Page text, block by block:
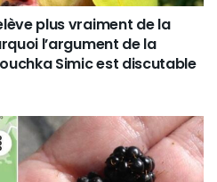
plus vraiment de la
l’argument de la
Simic est discutable